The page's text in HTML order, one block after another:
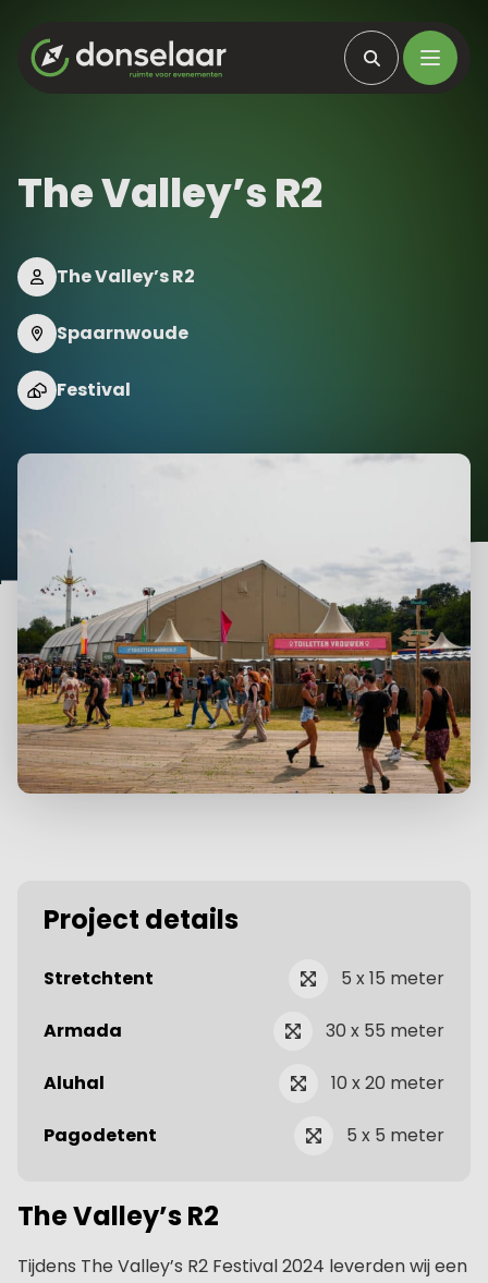
The Valley’s R2
The Valley’s R2
Spaarnwoude
Festival
Project details
Stretchtent 5 x 15 meter
Armada 30 x 55 meter
Aluhal 10 x 20 meter
Pagodetent 5 x 5 meter
The Valley’s R2
Tijdens The Valley’s R2 Festival 2024 leverden wij een